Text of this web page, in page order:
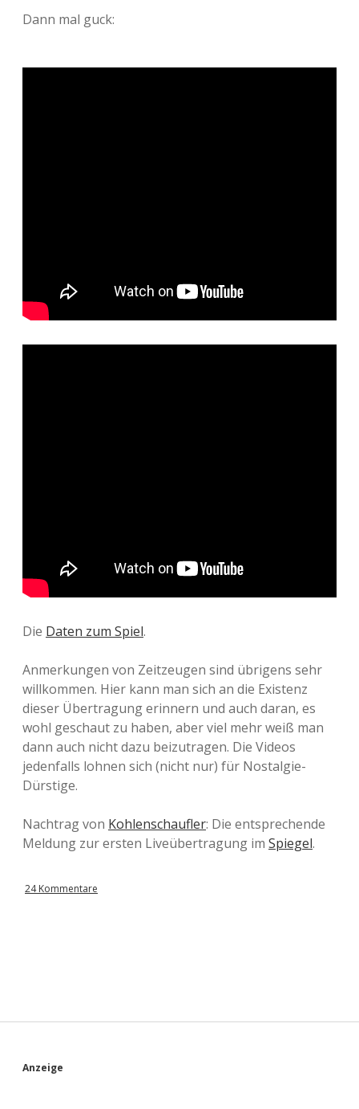
Dann mal guck:
Die Daten zum Spiel.
Anmerkungen von Zeitzeugen sind übrigens sehr
willkommen. Hier kann man sich an die Existenz
dieser Übertragung erinnern und auch daran, es
wohl geschaut zu haben, aber viel mehr weiß man
dann auch nicht dazu beizutragen. Die Videos
jedenfalls lohnen sich (nicht nur) für Nostalgie-
Dürstige.
Nachtrag von Kohlenschaufler: Die entsprechende
Meldung zur ersten Liveübertragung im Spiegel.
24 Kommentare
S
Anzeige